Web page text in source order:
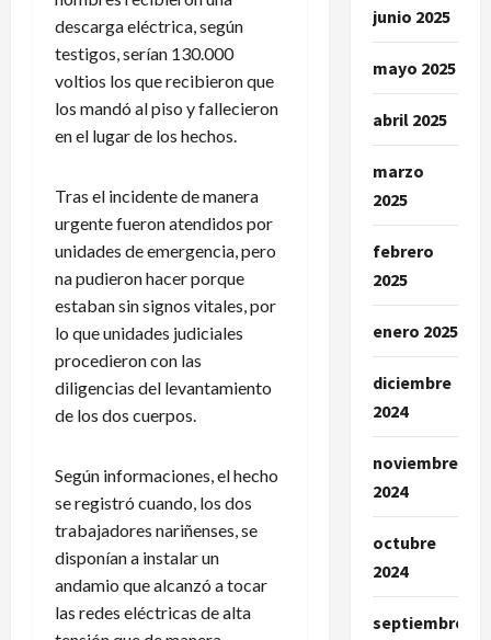
descarga eléctrica, según
testigos, serían 130.000
voltios los que recibieron que
los mandó al piso y fallecieron
en el lugar de los hechos.
Tras el incidente de manera
urgente fueron atendidos por
unidades de emergencia, pero
na pudieron hacer porque
estaban sin signos vitales, por
lo que unidades judiciales
procedieron con las
diligencias del levantamiento
de los dos cuerpos.
Según informaciones, el hecho
se registró cuando, los dos
trabajadores nariñenses, se
disponían a instalar un
andamio que alcanzó a tocar
las redes eléctricas de alta
junio 2025
mayo 2025
abril 2025
marzo
2025
febrero
2025
enero 2025
diciembre
2024
noviembre
2024
octubre
2024
septiembre